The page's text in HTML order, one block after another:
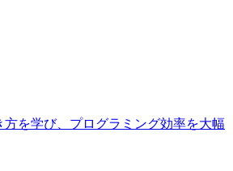
を学び、プログラミング効率を大幅